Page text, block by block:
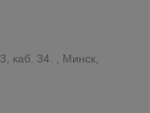
каб. 34. , Минск,